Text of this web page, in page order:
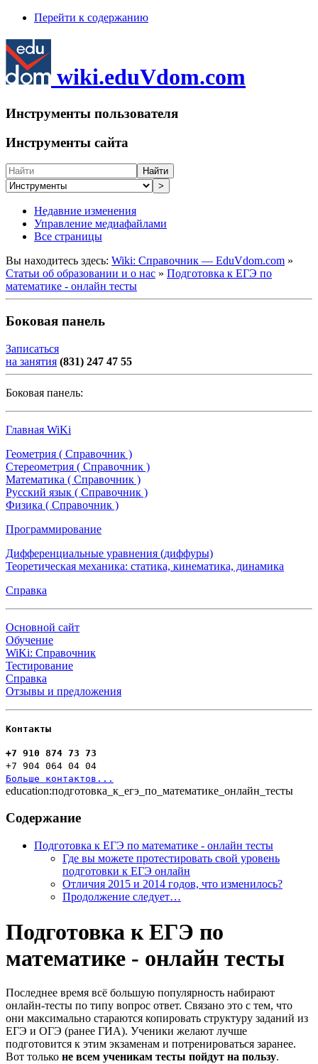
Перейти к содержанию
wiki.eduVdom.com
Инструменты пользователя
Инструменты сайта
Найти
>
Недавние изменения
Управление медиафайлами
Все страницы
Вы находитесь здесь: Wiki: Справочник — EduVdom.com »
Статьи об образовании и о нас » Подготовка к ЕГЭ по
математике - онлайн тесты
Боковая панель
Записаться
на занятия (831) 247 47 55
Боковая панель:
Главная WiKi
Геометрия ( Справочник )
Стереометрия ( Справочник )
Математика ( Справочник )
Русский язык ( Справочник )
Физика ( Справочник )
Программирование
Дифференциальные уравнения (диффуры)
Теоретическая механика: статика, кинематика, динамика
Справка
Основной сайт
Обучение
WiKi: Справочник
Тестирование
Справка
Отзывы и предложения
Контакты
+7 910 874 73 73
+7 904 064 04 04
Больше контактов...
education:подготовка_к_егэ_по_математике_онлайн_тесты
Содержание
Подготовка к ЕГЭ по математике - онлайн тесты
Где вы можете протестировать свой уровень
подготовки к ЕГЭ онлайн
Отличия 2015 и 2014 годов, что изменилось?
Продолжение следует…
Подготовка к ЕГЭ по
математике - онлайн тесты
Последнее время всё большую популярность набирают
онлайн-тесты по типу вопрос ответ. Связано это с тем, что
они максимально стараются копировать структуру заданий из
ЕГЭ и ОГЭ (ранее ГИА). Ученики желают лучше
подготовится к этим экзаменам и потренироваться заранее.
Вот только не всем ученикам тесты пойдут на пользу.